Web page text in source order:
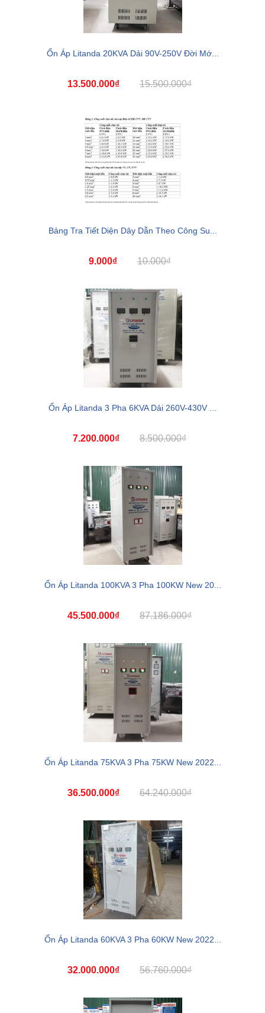
Ổn Áp Litanda 20KVA Dải 90V-250V Đời Mớ...
13.500.000₫ 15.500.000₫
Bảng Tra Tiết Diện Dây Dẫn Theo Công Su...
9.000₫ 10.000₫
Ổn Áp Litanda 3 Pha 6KVA Dải 260V-430V ...
7.200.000₫ 8.500.000₫
Ổn Áp Litanda 100KVA 3 Pha 100KW New 20...
45.500.000₫ 87.186.000₫
Ổn Áp Litanda 75KVA 3 Pha 75KW New 2022...
36.500.000₫ 64.240.000₫
Ổn Áp Litanda 60KVA 3 Pha 60KW New 2022...
32.000.000₫ 56.760.000₫